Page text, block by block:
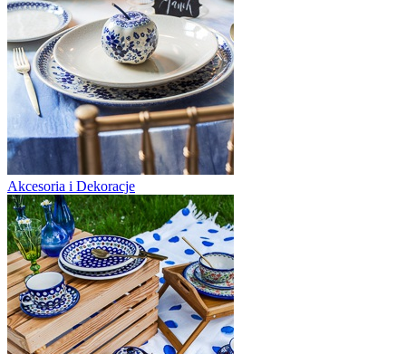
Akcesoria i Dekoracje